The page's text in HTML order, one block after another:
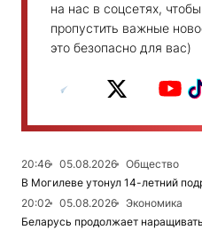
на нас в соцсетях,
пропустить важные
это безопасно для вас)
20:46 05.08.2026
Общество
В Могилеве утонул 14-летний
20:02
05.08.2026
Экономика
Беларусь продолжает